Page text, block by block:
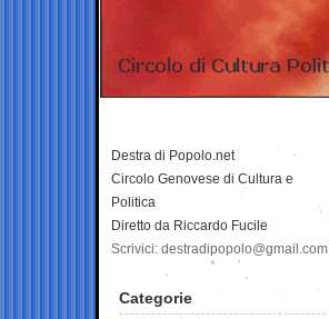
Destra di Popolo.net
Circolo Genovese di Cultura e
Politica
Diretto da Riccardo Fucile
Scrivici: destradipopolo@gmail.com
Categorie